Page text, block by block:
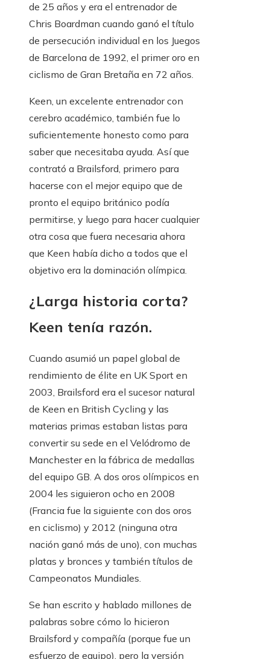
de 25 años y era el entrenador de
Chris Boardman cuando ganó el título
de persecución individual en los Juegos
de Barcelona de 1992, el primer oro en
ciclismo de Gran Bretaña en 72 años.
Keen, un excelente entrenador con
cerebro académico, también fue lo
suficientemente honesto como para
saber que necesitaba ayuda. Así que
contrató a Brailsford, primero para
hacerse con el mejor equipo que de
pronto el equipo británico podía
permitirse, y luego para hacer cualquier
otra cosa que fuera necesaria ahora
que Keen había dicho a todos que el
objetivo era la dominación olímpica.
¿Larga historia corta?
Keen tenía razón.
Cuando asumió un papel global de
rendimiento de élite en UK Sport en
2003, Brailsford era el sucesor natural
de Keen en British Cycling y las
materias primas estaban listas para
convertir su sede en el Velódromo de
Manchester en la fábrica de medallas
del equipo GB. A dos oros olímpicos en
2004 les siguieron ocho en 2008
(Francia fue la siguiente con dos oros
en ciclismo) y 2012 (ninguna otra
nación ganó más de uno), con muchas
platas y bronces y también títulos de
Campeonatos Mundiales.
Se han escrito y hablado millones de
palabras sobre cómo lo hicieron
Brailsford y compañía (porque fue un
esfuerzo de equipo), pero la versión